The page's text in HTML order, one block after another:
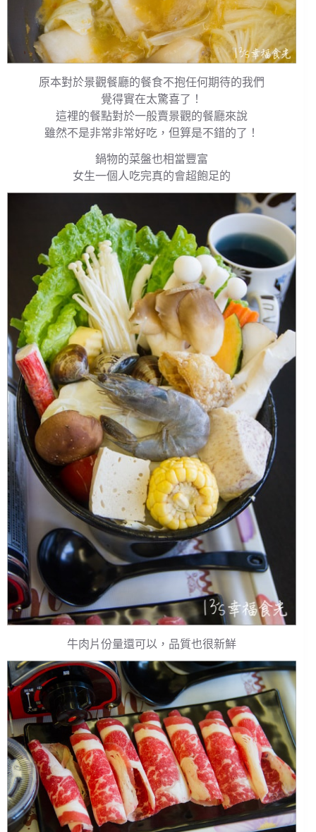
原本對於景觀餐廳的餐食不抱任何期待的我們
覺得實在太驚喜了！
這裡的餐點對於一般賣景觀的餐廳來說
雖然不是非常非常好吃，但算是不錯的了！
鍋物的菜盤也相當豐富
女生一個人吃完真的會超飽足的
牛肉片份量還可以，品質也很新鮮